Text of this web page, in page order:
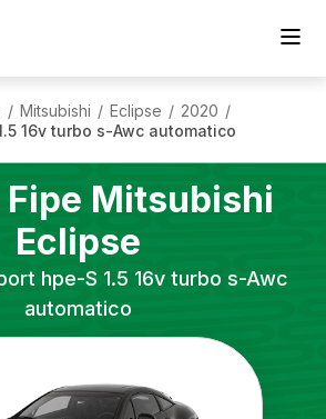
/ Mitsubishi / Eclipse / 2020 /
16v turbo s-Awc automatico
Mitsubishi
Eclipse
hpe-S 1.5 16v turbo s-Awc
automatico